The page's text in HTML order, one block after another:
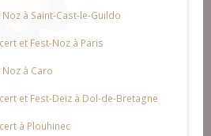
à Saint-Cast-le-Guildo
et Fest-Noz à Paris
à Caro
et Fest-Deiz à Dol-de-Bretagne
à Plouhinec